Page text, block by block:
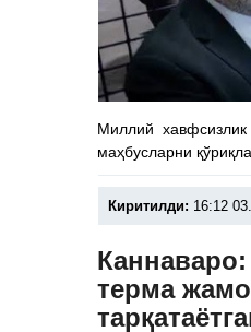
Миллий хавфсизлик
маҳбусларни
Киритилди: 16:12
терма